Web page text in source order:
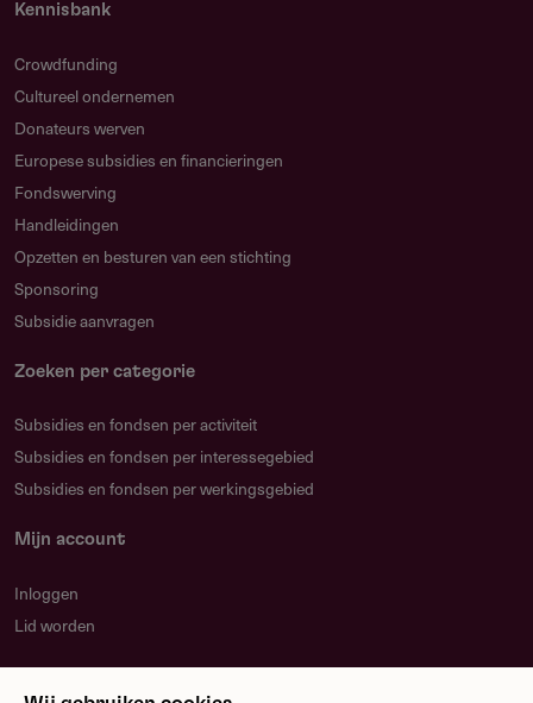
Kennisbank
Crowdfunding
Cultureel ondernemen
Donateurs werven
Europese subsidies en financieringen
Fondswerving
Handleidingen
Opzetten en besturen van een stichting
Sponsoring
Subsidie aanvragen
Zoeken per categorie
Subsidies en fondsen per activiteit
Subsidies en fondsen per interessegebied
Subsidies en fondsen per werkingsgebied
Mijn account
Inloggen
Lid worden